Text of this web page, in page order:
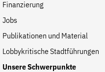
Finanzierung
Jobs
Publikationen und Material
Lobbykritische Stadtführungen
Unsere Schwerpunkte